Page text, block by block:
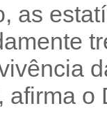
as
o